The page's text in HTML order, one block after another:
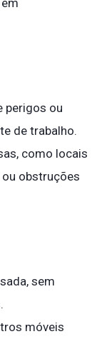
perigos ou
de trabalho.
como locais
obstruções
sem
móveis